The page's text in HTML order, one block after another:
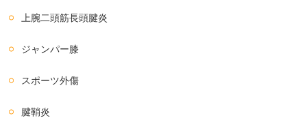
上腕二頭筋長頭腱炎
ジャンパー膝
スポーツ外傷
腱鞘炎